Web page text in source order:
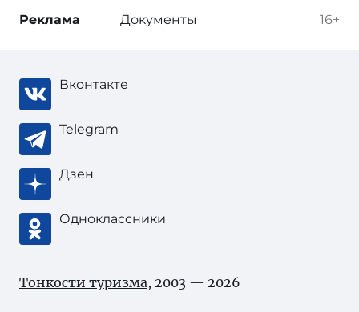
16+
Реклама Документы
Вконтакте
Telegram
Дзен
Одноклассники
Тонкости туризма, 2003 — 2026